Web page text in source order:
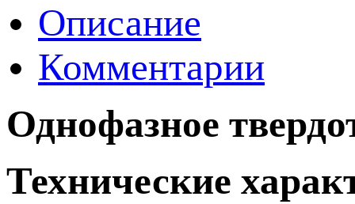
Описание
Комментарии
Однофазное
Технические